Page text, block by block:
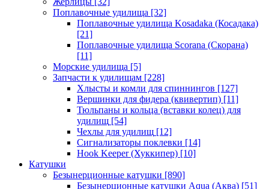
Поплавочные удилища [32]
Поплавочные удилища Kosadaka (Косадака)
[21]
Поплавочные удилища Scorana (Скорана)
[11]
Морские удилища [5]
Запчасти к удилищам [228]
Хлысты и комли для спиннингов [127]
Вершинки для фидера (квивертип) [11]
Тюльпаны и кольца (вставки колец) для
удилищ [54]
Чехлы для удилищ [12]
Сигнализаторы поклевки [14]
Hook Keeper (Хуккипер) [10]
Катушки
Безынерционные катушки [890]
Безынерционные катушки Aqua (Аква) [51]